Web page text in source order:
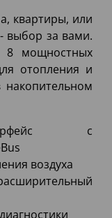
квартиры, или
выбор за вами.
8 мощностных
отопления и
с
воздуха